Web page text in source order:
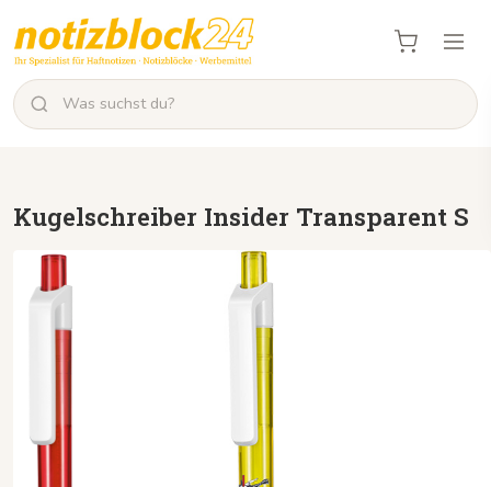
Kugelschreiber Insider Transparent S